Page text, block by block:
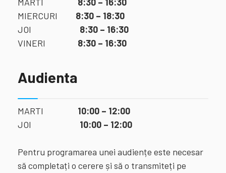
MIERCURI 8:30 – 18:30
JOI 8:30 – 16:30
VINERI 8:30 – 16:30
Audienta
MARTI 10:00 – 12:00
JOI 10:00 – 12:00
Pentru programarea unei audiențe este necesar
să completați o cerere și să o transmiteți pe